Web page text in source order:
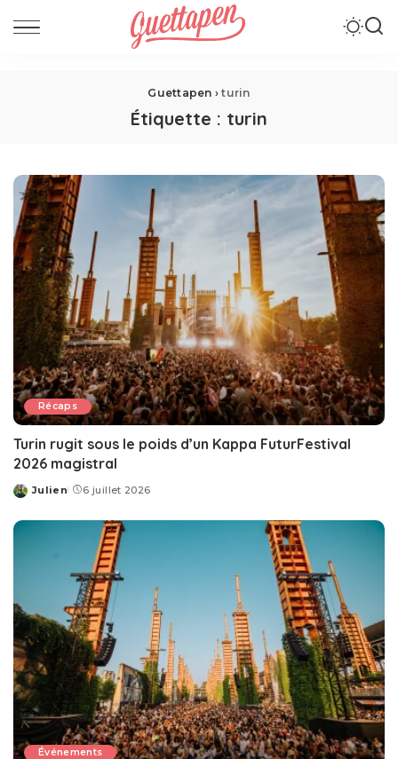
Guettapen ›turin
Étiquette : turin
Récaps
Turin rugit sous le poids d’un Kappa FuturFestival
2026 magistral
Posted
Julien 6 juillet 2026
Événements